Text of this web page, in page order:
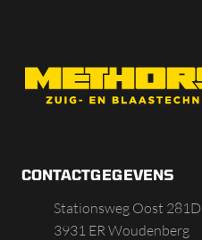
CONTACTGEGEVENS
Stationsweg Oost 281D
3931 ER Woudenberg